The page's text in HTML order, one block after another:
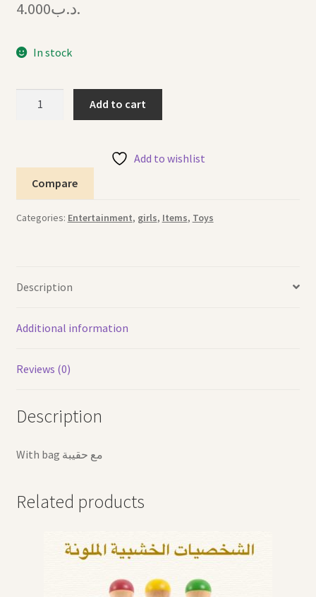
.د.ب4.000
In stock
لعبة
المكياج
quantity
Add to cart
Add to wishlist
Compare
Categories: Entertainment, girls, Items, Toys
Description
Additional information
Reviews (0)
Description
With bag مع حقيبة
Related products